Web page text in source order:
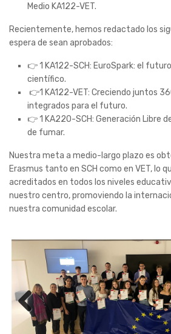
Medio KA122-VET.
Recientemente, hemos redactado los
espera de sean aprobados:
👉 1 KA122-SCH: EuroSpark: el
científico.
👉1 KA122-VET: Creciendo juntos
integrados para el futuro.
👉 1 KA220-SCH: Generación Libre
de fumar.
Nuestra meta a medio-largo plazo es
Erasmus tanto en SCH como en VET, lo
acreditados en todos los niveles
nuestro centro, promoviendo la
nuestra comunidad escolar.
Previ